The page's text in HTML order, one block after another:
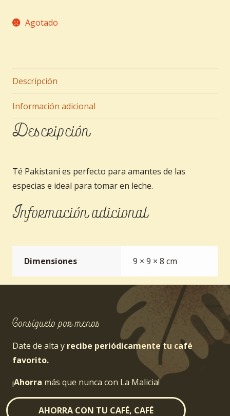
Agotado
Descripción
Información adicional
Descripción
Té Pakistani es perfecto para amantes de las
especias e ideal para tomar en leche.
Información adicional
Dimensiones 9 × 9 × 8 cm
Consíguelo por menos
Date de alta y recibe periódicamente tu café
favorito.
¡Ahorra más que nunca con La Malicia!
AHORRA CON TU CAFÉ, CAFÉ